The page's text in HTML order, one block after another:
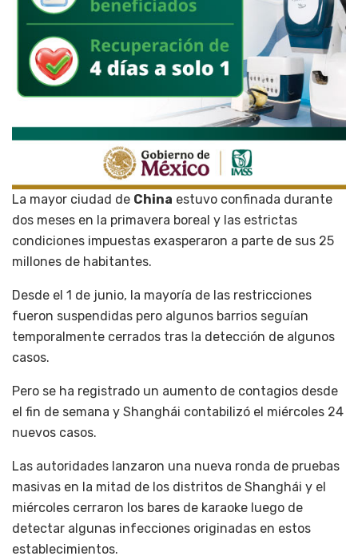
La mayor ciudad de China estuvo confinada durante
dos meses en la primavera boreal y las estrictas
condiciones impuestas exasperaron a parte de sus 25
millones de habitantes.
Desde el 1 de junio, la mayoría de las restricciones
fueron suspendidas pero algunos barrios seguían
temporalmente cerrados tras la detección de algunos
casos.
Pero se ha registrado un aumento de contagios desde
el fin de semana y Shanghái contabilizó el miércoles 24
nuevos casos.
Las autoridades lanzaron una nueva ronda de pruebas
masivas en la mitad de los distritos de Shanghái y el
miércoles cerraron los bares de karaoke luego de
detectar algunas infecciones originadas en estos
establecimientos.